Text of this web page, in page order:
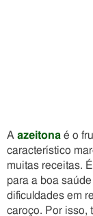
A azeitona é o
característico
muitas receitas.
para a boa
dificuldades em
caroço. Por isso,